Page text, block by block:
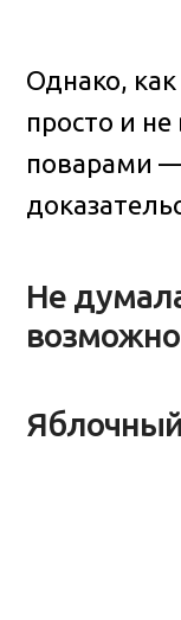
Однако,
просто и
поварами
Не